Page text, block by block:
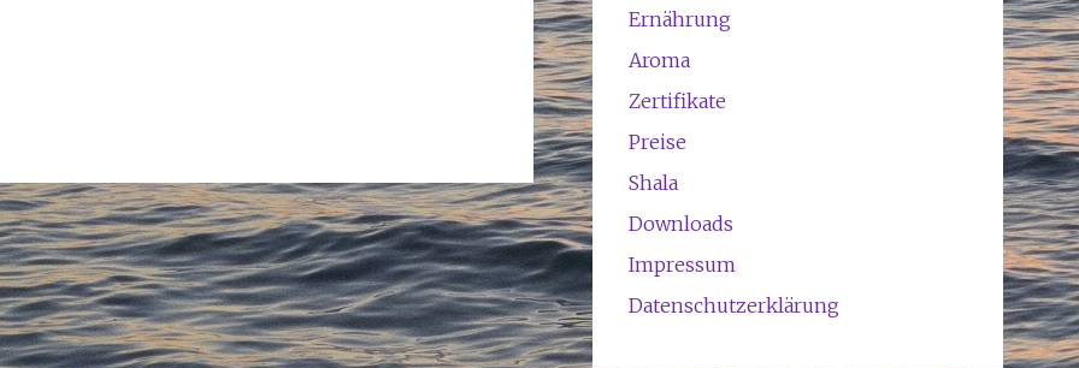
Ernährung
Aroma
Zertifikate
Preise
Shala
Downloads
Impressum
Datenschutzerklärung